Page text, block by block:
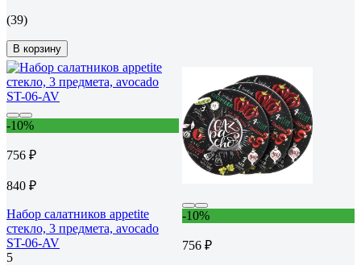
(39)
В корзину
-10%
756 ₽
840 ₽
Набор салатников appetite
стекло, 3 предмета, avocado
ST-06-AV
5
-10%
756 ₽